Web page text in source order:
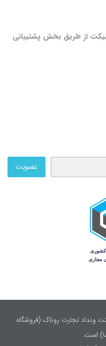
تیکت از طریق بخش پشتیبانی
عضویت
ونداد تجارت روناک (فروشگاه
است.